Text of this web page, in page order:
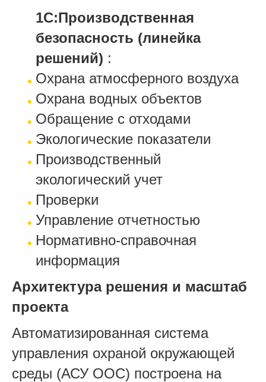
1С:Производственная
безопасность (линейка
решений) :
Охрана атмосферного воздуха
Охрана водных объектов
Обращение с отходами
Экологические показатели
Производственный
экологический учет
Проверки
Управление отчетностью
Нормативно-справочная
информация
Архитектура решения и масштаб
проекта
Автоматизированная система
управления охраной окружающей
среды (АСУ ООС) построена на